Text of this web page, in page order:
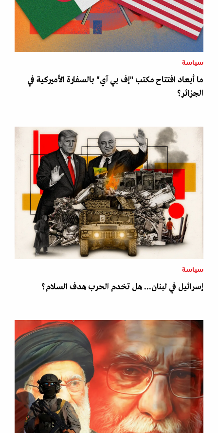
سياسة
ما أبعاد افتتاح مكتب "إف بي آي" بالسفارة الأميركية في
الجزائر؟
سياسة
إسرائيل في لبنان... هل تخدم الحرب هدف السلام؟